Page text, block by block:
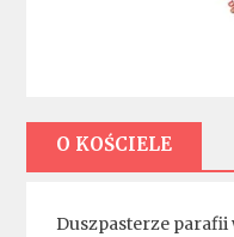
O KOŚCIELE
Duszpasterze